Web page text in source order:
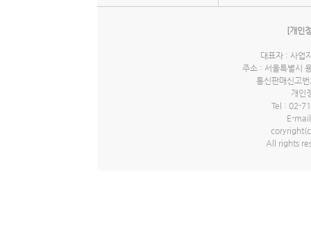
④ 회사는 다음 각 호에 해당하는 서비스 이용 신청
[개인
대표자 : 사
주소 : 서울특별시
통신판매신고
개인
Tel : 02-
E-
All rights